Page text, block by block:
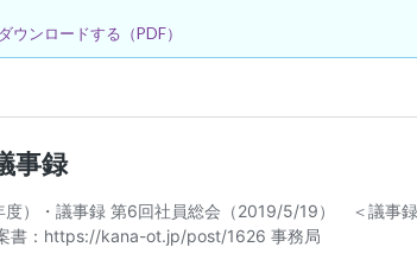
ウンロードする（PDF）